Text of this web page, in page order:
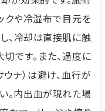
クや冷湿布で目元を
、冷却は直接肌に触
です。また、過度に
ナ）は避け、血行が
。内出血が現れた場